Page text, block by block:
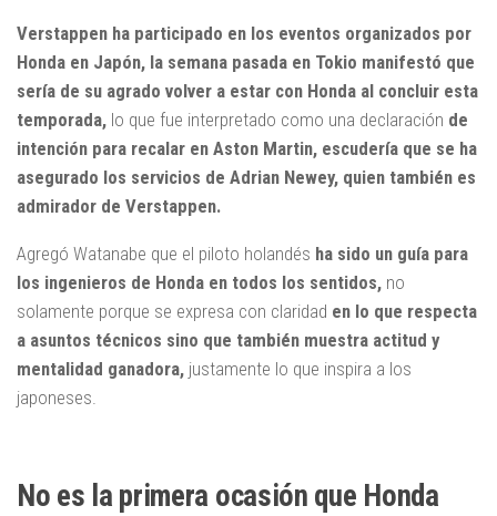
Verstappen ha participado en los eventos organizados por
Honda en Japón, la semana pasada en Tokio manifestó que
sería de su agrado volver a estar con Honda al concluir esta
temporada, lo que fue interpretado como una declaración de
intención para recalar en Aston Martin, escudería que se ha
asegurado los servicios de Adrian Newey, quien también es
admirador de Verstappen.
Agregó Watanabe que el piloto holandés ha sido un guía para
los ingenieros de Honda en todos los sentidos, no
solamente porque se expresa con claridad en lo que respecta
a asuntos técnicos sino que también muestra actitud y
mentalidad ganadora, justamente lo que inspira a los
japoneses.
No es la primera ocasión que Honda